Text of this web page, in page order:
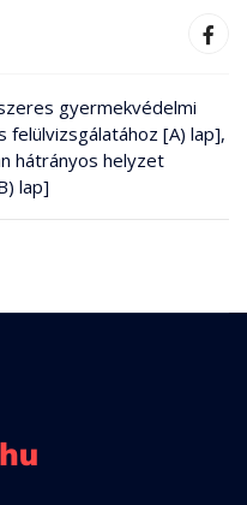
gyermekvédelmi
felülvizsgálatához [A) lap],
hátrányos helyzet
lap]